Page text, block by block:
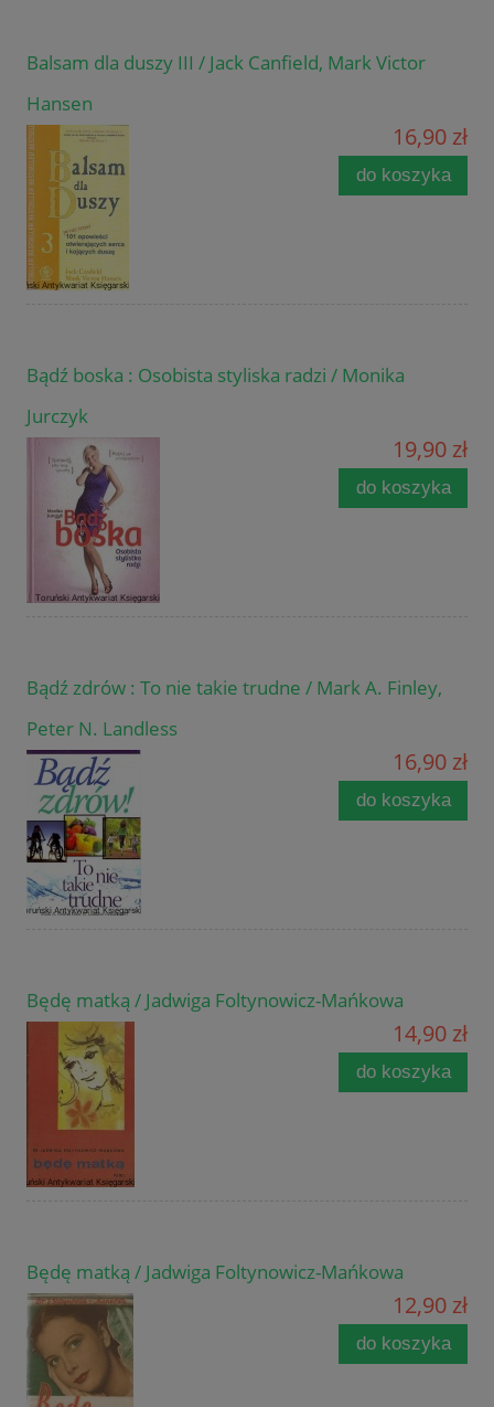
Balsam dla duszy III / Jack Canfield, Mark Victor
Hansen
16,90 zł
do koszyka
Bądź boska : Osobista styliska radzi / Monika
Jurczyk
19,90 zł
do koszyka
Bądź zdrów : To nie takie trudne / Mark A. Finley,
Peter N. Landless
16,90 zł
do koszyka
Będę matką / Jadwiga Foltynowicz-Mańkowa
14,90 zł
do koszyka
Będę matką / Jadwiga Foltynowicz-Mańkowa
12,90 zł
do koszyka